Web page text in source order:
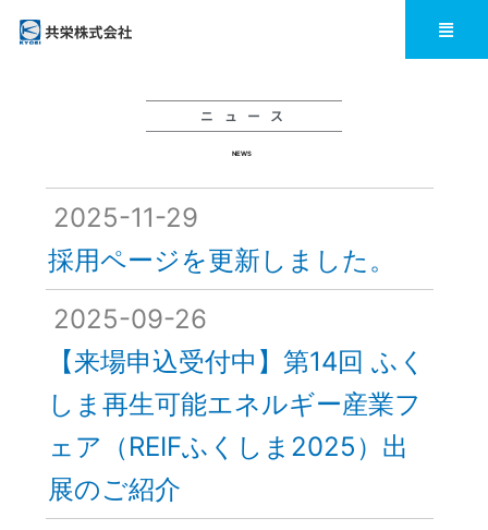
内
メ
ニ ュ ー ス
NEWS
2025-11-29
採用ページを更新しました。
2025-09-26
【来場申込受付中】第14回 ふく
しま再生可能エネルギー産業フ
ェア（REIFふくしま2025）出
展のご紹介